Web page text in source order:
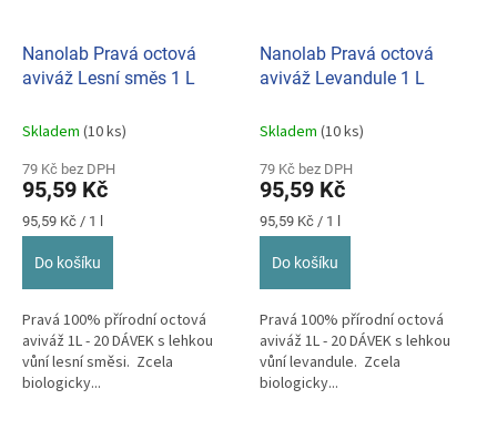
Nanolab Pravá octová
aviváž Lesní směs 1 L
Skladem (10 ks)
79 Kč bez DPH
95,59 Kč
Měrná
cena:
95,59 Kč / 1 l
Do košíku
Pravá 100% přírodní octová
aviváž 1L - 20 DÁVEK s lehkou
vůní lesní směsi. Zcela
biologicky...
Nanolab Pravá octová
aviváž Levandule 1 L
Skladem (10 ks)
79 Kč bez DPH
95,59 Kč
Měrná
cena:
95,59 Kč / 1 l
Do košíku
Pravá 100% přírodní octová
aviváž 1L - 20 DÁVEK s lehkou
vůní levandule. Zcela
biologicky...